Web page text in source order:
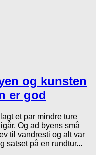
og kunsten
er god
et par mindre ture
Og ad byens små
til vandresti og alt var
satset på en rundtur...